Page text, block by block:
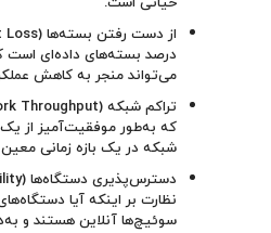
درصد بسته‌های داده‌ای
می‌تواند منجر به کاهش
که به‌طور موفقیت‌آمیز از
شبکه در یک بازه زمانی
نظارت بر اینکه آیا
سوئیچ‌ها آنلاین هستند و